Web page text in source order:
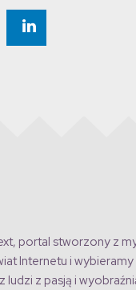
portal stworzony z
Internetu i
z pasją i